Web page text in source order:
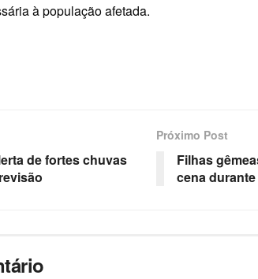
à população afetada.
de fortes chuvas
Próximo Post
Filhas
cena